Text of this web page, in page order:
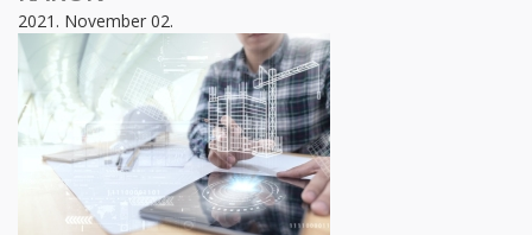
2021. November 02.